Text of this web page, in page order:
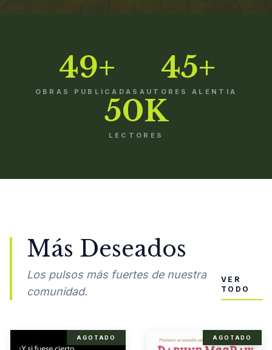
49+
OBRAS PUBLICADAS
45+
AUTORES ALENTIA
50K
LECTORES
Más Deseados
Los pulsos más fuertes de nuestra
comunidad.
VER
TODO
AGOTADO AGOTADO